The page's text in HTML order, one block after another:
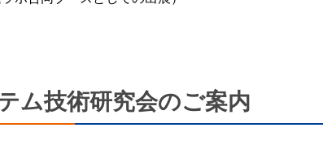
ム技術研究会のご案内